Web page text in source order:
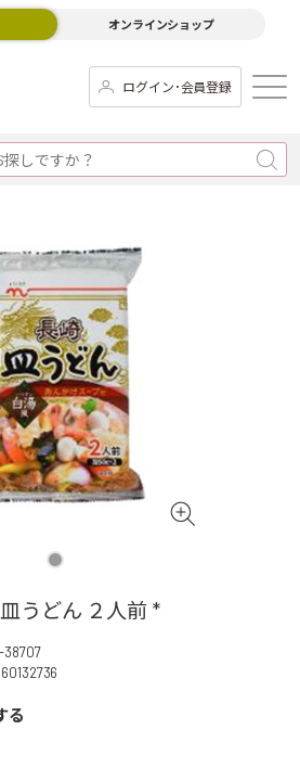
オンラインショップ
ログイン･会員登録
うどん ２人前 *
38707
る